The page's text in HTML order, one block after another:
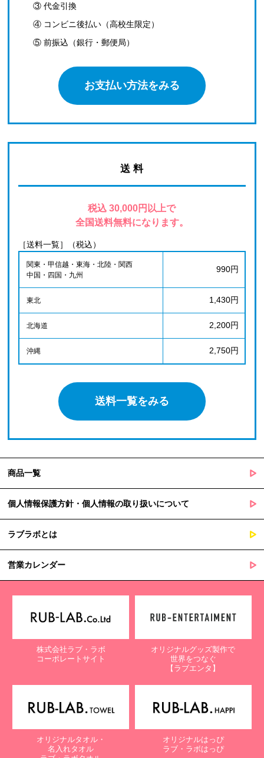
③ 代金引換
④ コンビニ後払い（高校生限定）
⑤ 前振込（銀行・郵便局）
お支払い方法をみる
送 料
税込 30,000円以上で
全国送料無料になります。
［送料一覧］（税込）
関東・甲信越・東海・北陸・関西
中国・四国・九州
990円
東北 1,430円
北海道 2,200円
沖縄 2,750円
送料一覧をみる
商品一覧
個人情報保護方針・個人情報の取り扱いについて
ラブラボとは
営業カレンダー
株式会社ラブ・ラボ
コーポレートサイト
オリジナルグッズ製作で
世界をつなぐ
【ラブエンタ】
オリジナルタオル・
名入れタオル
オリジナルはっぴ
ラブ・ラボはっぴ